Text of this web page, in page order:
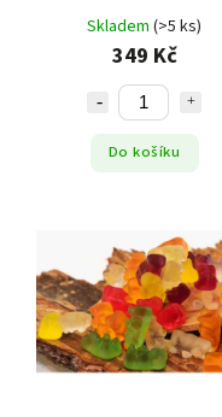
Skladem (>5 ks)
349 Kč
Do košíku